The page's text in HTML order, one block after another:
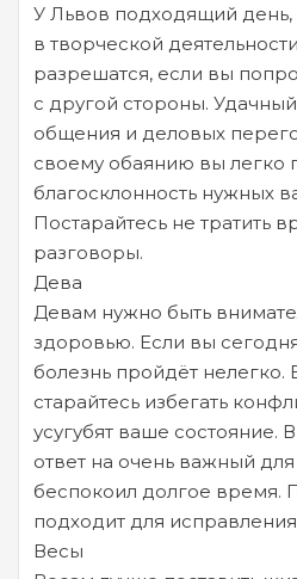
У Львов подходящий день,
в творческой
разрешатся, если вы
с другой стороны.
общения и деловых
своему обаянию вы легко
благосклонность нужных
Постарайтесь не тратить
разговоры.
Дева
Девам нужно быть
здоровью. Если вы
болезнь пройдёт нелегко.
старайтесь избегать
усугубят ваше состояние.
ответ на очень важный
беспокоил долгое время.
подходит для
Весы